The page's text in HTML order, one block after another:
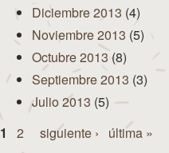
Diciembre 2013 (4)
Noviembre 2013 (5)
Octubre 2013 (8)
Septiembre 2013 (3)
Julio 2013 (5)
Páginas
1 2 siguiente › última »